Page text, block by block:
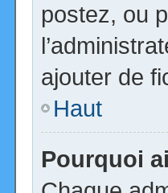
postez, ou
ajouter de
Haut
Pourquoi